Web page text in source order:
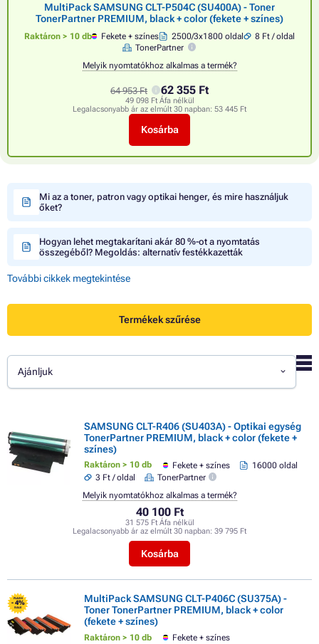
MultiPack SAMSUNG CLT-P504C (SU400A) - Toner
TonerPartner PREMIUM, black + color (fekete + színes)
Raktáron > 10 db Fekete + színes 2500/3x1800 oldal
8 Ft / oldal
TonerPartner
Melyik nyomtatókhoz alkalmas a termék?
64 953 Ft 62 355 Ft
49 098 Ft Áfa nélkül
Legalacsonyabb ár az elmúlt 30 napban: 53 445 Ft
Kosárba
Mi az a toner, patron vagy optikai henger, és mire használjuk
őket?
Hogyan lehet megtakarítani akár 80 %-ot a nyomtatás
összegéből? Megoldás: alternatív festékkazetták
További cikkek megtekintése
Termékek szűrése
Ajánljuk
SAMSUNG CLT-R406 (SU403A) - Optikai egység
TonerPartner PREMIUM, black + color (fekete +
színes)
Raktáron > 10 db Fekete + színes
16000 oldal
3 Ft / oldal
TonerPartner
40 100 Ft
31 575 Ft Áfa nélkül
Legalacsonyabb ár az elmúlt 30 napban: 39 795 Ft
Kosárba
Melyik nyomtatókhoz alkalmas a termék?
FLASH
- 4%
SALE
MultiPack SAMSUNG CLT-P406C (SU375A) -
Toner TonerPartner PREMIUM, black + color
(fekete + színes)
Raktáron > 10 db
Fekete + színes